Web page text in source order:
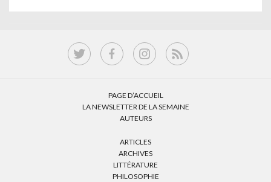
PAGE D’ACCUEIL
LA NEWSLETTER DE LA SEMAINE
AUTEURS
ARTICLES
ARCHIVES
LITTÉRATURE
PHILOSOPHIE